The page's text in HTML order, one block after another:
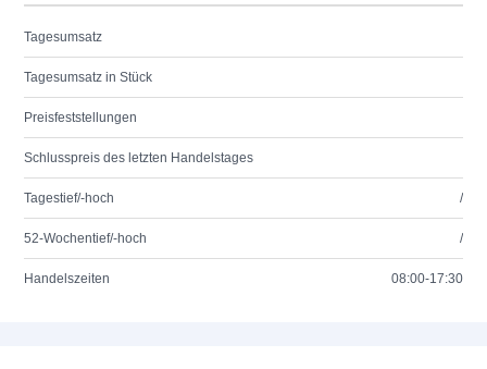
Tagesumsatz
Tagesumsatz in Stück
Preisfeststellungen
Schlusspreis des letzten Handelstages
Tagestief/-hoch /
52-Wochentief/-hoch /
Handelszeiten 08:00-17:30